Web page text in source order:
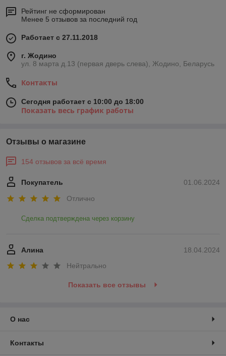
Рейтинг не сформирован
Менее 5 отзывов за последний год
Работает с 27.11.2018
г. Жодино
ул. 8 марта д.13 (первая дверь слева), Жодино, Беларусь
Контакты
Сегодня работает с 10:00 до 18:00
Показать весь график работы
Отзывы о магазине
154 отзывов за всё время
01.06.2024
Покупатель
Отлично
Сделка подтверждена через корзину
18.04.2024
Алина
Нейтрально
Показать все отзывы
О нас
Контакты